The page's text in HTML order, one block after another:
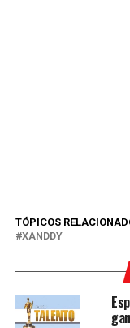
TÓPICOS
XANDDY